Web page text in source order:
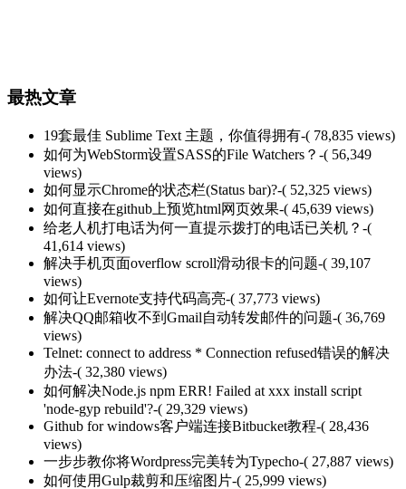
最热文章
19套最佳 Sublime Text 主题，你值得拥有-( 78,835 views)
如何为WebStorm设置SASS的File Watchers？ -( 56,349
views)
如何显示Chrome的状态栏(Status bar)?-( 52,325 views)
如何直接在github上预览html网页效果-( 45,639 views)
给老人机打电话为何一直提示拨打的电话已关机？ -(
41,614 views)
解决手机页面overflow scroll滑动很卡的问题-( 39,107
views)
如何让Evernote支持代码高亮-( 37,773 views)
解决QQ邮箱收不到Gmail自动转发邮件的问题-( 36,769
views)
Telnet: connect to address * Connection refused错误的解决
办法-( 32,380 views)
如何解决Node.js npm ERR! Failed at xxx install script
'node-gyp rebuild'?-( 29,329 views)
Github for windows客户端连接Bitbucket教程-( 28,436
views)
一步步教你将Wordpress完美转为Typecho-( 27,887 views)
如何使用Gulp裁剪和压缩图片-( 25,999 views)